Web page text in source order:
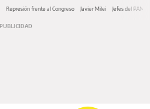
Represión frente al Congreso Javier Milei Jefes del PAMI